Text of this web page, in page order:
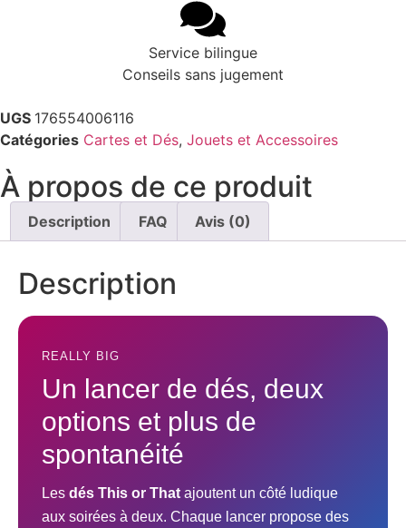
Service bilingue
Conseils sans jugement
UGS 176554006116
Catégories Cartes et Dés, Jouets et Accessoires
À propos de ce produit
Description FAQ Avis (0)
Description
REALLY BIG
Un lancer de dés, deux
options et plus de
spontanéité
Les dés This or That ajoutent un côté ludique
aux soirées à deux. Chaque lancer propose des